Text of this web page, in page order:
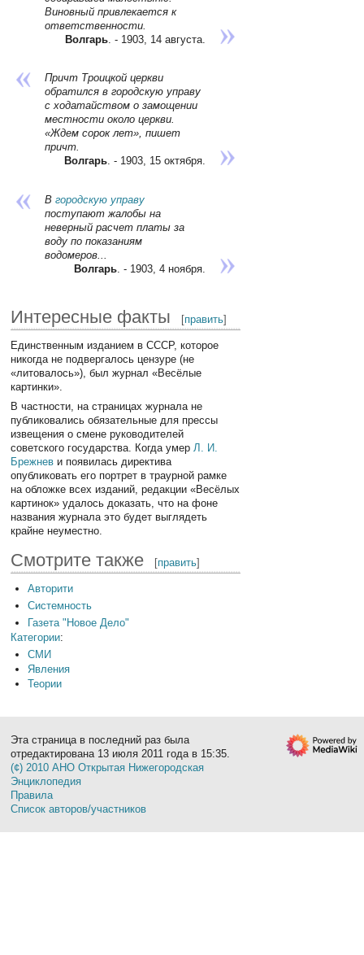
Виновный привлекается к
ответственности.
Волгарь . - 1903, 14 августа.
Причт Троицкой церкви
обратился в городскую управу
с ходатайством о замощении
местности около церкви.
«Ждем сорок лет», пишет
причт.
Волгарь. - 1903, 15 октября.
Вгородскую управу
поступают жалобы на
неверный расчет платы за
воду по показаниям
водомеров...
Волгарь . - 1903, 4 ноября.
Интересные факты [править]
Единственным изданием в СССР, которое
никогда не подвергалось цензуре (не
«литовалось»), был журнал «Весёлые
картинки».
В частности, на страницах журнала не
публиковались обязательные для прессы
извещения о смене руководителей
советского государства. Когда умер Л. И.
Брежнев и появилась директива
опубликовать его портрет в траурной рамке
на обложке всех изданий, редакции «Весёлых
картинок» удалось доказать, что на фоне
названия журнала это будет выглядеть
крайне неуместно.
Смотрите также [править]
Авторити
Системность
Газета "Новое Дело"
Категории:
СМИ
Явления
Теории
Эта страница в последний раз была
отредактирована 13 июля 2011 года в 15:35.
(¢) 2010 АНО Открытая Нижегородская
Энциклопедия
Правила
Список авторов/участников